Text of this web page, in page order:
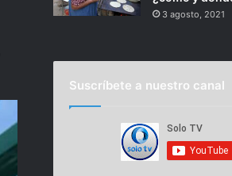
3 agosto, 2021
Suscríbete a nuestro canal